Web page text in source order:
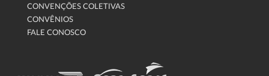
CONVENÇÕES COLETIVAS
CONVÊNIOS
FALE CONOSCO